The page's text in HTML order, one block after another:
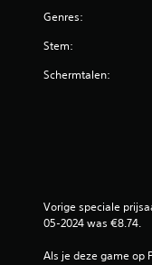
Genres:
Stem:
Schermtalen:
Vorige speciale
05-2024 was €8.74.
Als je deze game op